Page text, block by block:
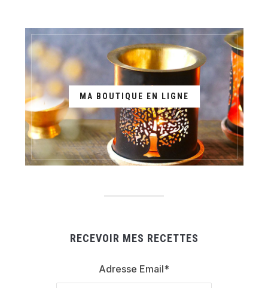
MA BOUTIQUE EN LIGNE
RECEVOIR MES RECETTES
Adresse Email*